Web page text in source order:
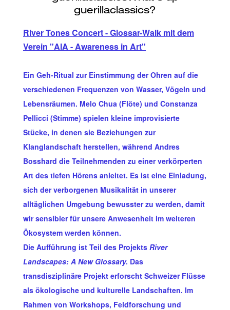
River Tones Concert - Glossar-Walk mit dem
Verein "AIA - Awareness in Art"
Ein Geh-Ritual zur Einstimmung der Ohren auf die
verschiedenen Frequenzen von Wasser, Vögeln und
Lebensräumen. Melo Chua (Flöte) und Constanza
Pellicci (Stimme) spielen kleine improvisierte
Stücke, in denen sie Beziehungen zur
Klanglandschaft herstellen, während Andres
Bosshard die Teilnehmenden zu einer verkörperten
Art des tiefen Hörens anleitet. Es ist eine Einladung,
sich der verborgenen Musikalität in unserer
alltäglichen Umgebung bewusster zu werden, damit
wir sensibler für unsere Anwesenheit im weiteren
Ökosystem werden können.
Die Aufführung ist Teil des Projekts River
Landscapes: A New Glossary. Das
transdisziplinäre Projekt erforscht Schweizer Flüsse
als ökologische und kulturelle Landschaften. Im
Rahmen von Workshops, Feldforschung und